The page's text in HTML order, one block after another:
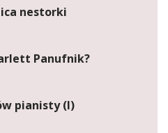
nestorki
Panufnik?
pianisty (I)